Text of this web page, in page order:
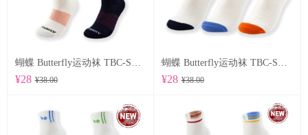
¥28 ¥38.00 ¥28 ¥38.00